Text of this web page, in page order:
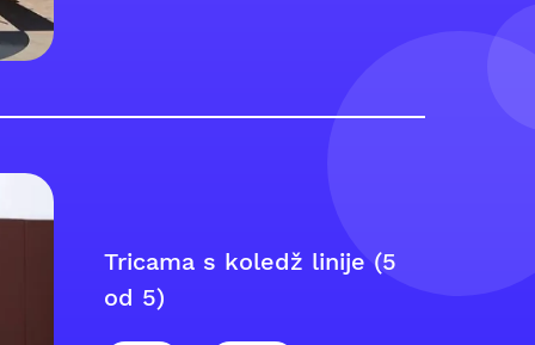
Tricama s koledž linije (5
od 5)